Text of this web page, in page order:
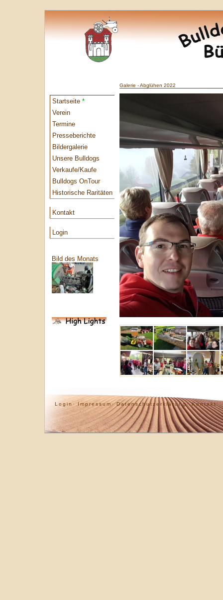
Startseite *
Verein
Termine
Presseberichte
Bildergalerie
Unsere Bulldogs
Verkaufe/Kaufe
Bulldogs OnTour
Historische Raritäten
Kontakt
Login
Bild des Monats
Galerie - Abglühen 2022
Login· Impressum· Datenschutzerklärung· Kontakt·